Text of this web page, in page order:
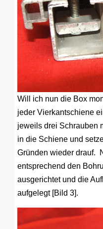
Will ich nun die Box
jeder Vierkantschiene
jeweils drei Schrauben
in die Schiene und
Gründen wieder drauf.
entsprechend den
ausgerichtet und die
aufgelegt [Bild 3].